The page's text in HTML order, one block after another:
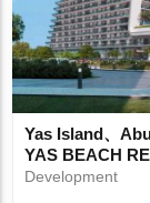
Yas Island、
YAS BEACH
Development